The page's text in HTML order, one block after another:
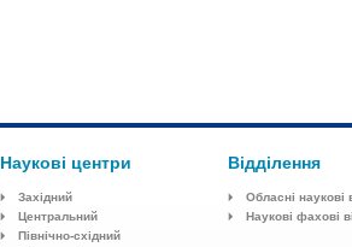
Наукові центри
Західний
Центральний
Північно-східний
Відділення
Обласні наукові
Наукові фахові